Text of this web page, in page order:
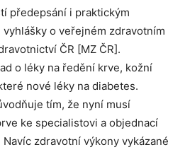
předepsání i praktickým
vyhlášky o veřejném zdravotním
ČR [MZ ČR].
o léky na ředění krve, kožní
nové léky na diabetes.
tím, že nyní musí
ke specialistovi a objednací
zdravotní výkony vykázané